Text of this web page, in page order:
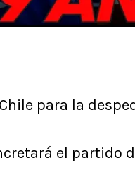
para la
el partido